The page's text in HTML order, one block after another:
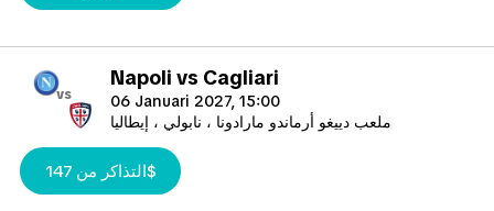
vs
Napoli vs Cagliari
06 Januari 2027, 15:00
ملعب دييغو أرماندو مارادونا ، نابولي ، إيطاليا
التذاكر من 147$